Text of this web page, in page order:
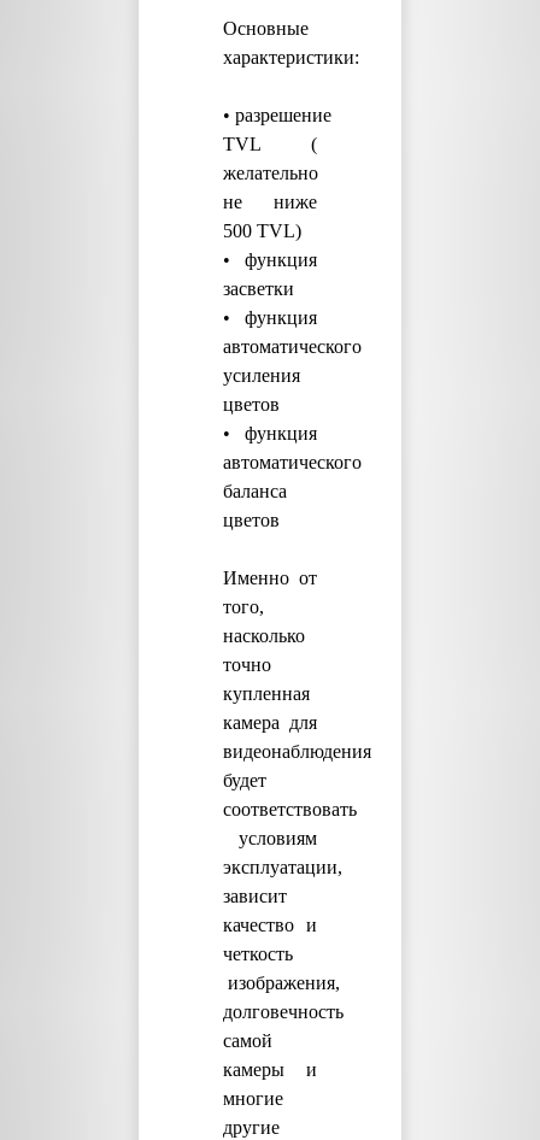
Основные
характеристики:
• разрешение
TVL (
желательно
не ниже
500 TVL)
• функция
засветки
• функция
автоматического
усиления
цветов
• функция
автоматического
баланса
цветов
Именно от
того,
насколько
точно
купленная
камера для
видеонаблюдения
будет
соответствовать
условиям
эксплуатации,
зависит
качество и
четкость
изображения,
долговечность
самой
камеры и
многие
другие